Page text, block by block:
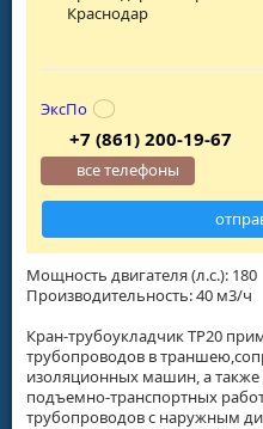
Мощность двигателя (л.с.): 180
Производительность: 40 м3/ч
Кран-трубоукладчик ТР20
трубопроводов в
изоляционных машин, а
подъемно-транспортных
трубопроводов с наружным
Краснодар
ЭксПо
+7 (861) 200-19-67
все телефоны